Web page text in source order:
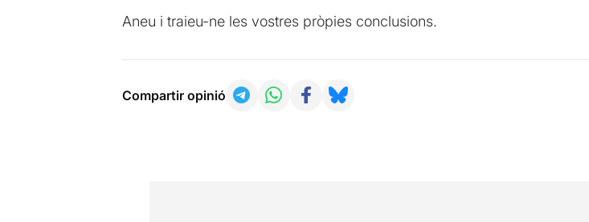
Aneu i traieu-ne les vostres pròpies conclusions.
Compartir opinió